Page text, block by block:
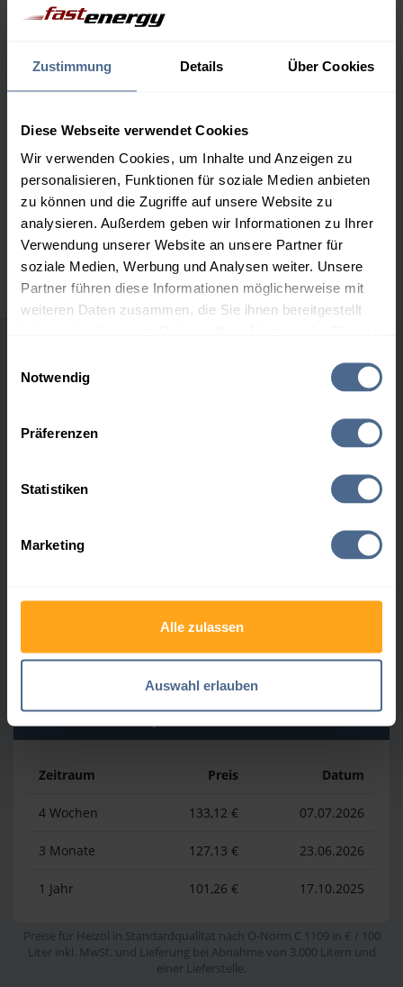
Zustimmung Details Über Cookies
Diese Webseite verwendet Cookies
Wir verwenden Cookies, um Inhalte und Anzeigen zu
personalisieren, Funktionen für soziale Medien anbieten
zu können und die Zugriffe auf unsere Website zu
analysieren. Außerdem geben wir Informationen zu Ihrer
Verwendung unserer Website an unsere Partner für
soziale Medien, Werbung und Analysen weiter. Unsere
Partner führen diese Informationen möglicherweise mit
weiteren Daten zusammen, die Sie ihnen bereitgestellt
Notwendig
Präferenzen
Statistiken
Marketing
Alle zulassen
Auswahl erlauben
1.000 Liter
2.000 Liter 0,00 €
3.000 Liter
158,43 €
158,43 €
5.000 Liter
156,91 €
Preise für Heizöl in Standardqualität nach Ö-Norm C 1109 in € / 100
Liter inkl. MwSt. und Lieferung bei einer Lieferstelle.
Höchst- und Tiefststände der
Heizölpreise in Mooskirchen
30.07.2026
3 Monate 169,23 € 30.07.2026
Heizölpreis-Tiefstwerte
Zeitraum Preis Datum
4 Wochen 133,12 € 07.07.2026
3 Monate 127,13 € 23.06.2026
1 Jahr 101,26 € 17.10.2025
Preise für Heizöl in Standardqualität nach Ö-Norm C 1109 in € / 100
Liter inkl. MwSt. und Lieferung bei Abnahme von 3.000 Litern und
einer Lieferstelle.